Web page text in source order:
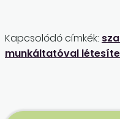
Kapcsolódó címkék:
munkáltatóval